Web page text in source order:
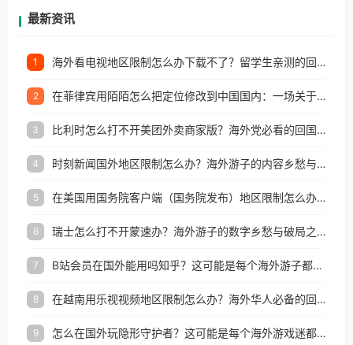
最新资讯
1 海外看电视地区限制怎么办下载不了？留学生亲测的回国加速方案（附2026世界杯观赛技巧）
2 在菲律宾用陌陌怎么把定位修改到中国国内：一场关于归属感与连接的探索
3 比利时怎么打不开美团外卖商家版？海外党必看的回国加速全攻略
4 时刻新闻国外地区限制怎么办？海外游子的内容乡愁与破局之路
5 在美国用国务院客户端（国务院发布）地区限制怎么办？3步解决海外看国内内容难题
6 瑞士怎么打不开蒙速办？海外游子的数字乡愁与破局之路
7 B站会员在国外能用吗知乎？这可能是每个海外游子都问过的问题
8 在越南用乐视视频地区限制怎么办？海外华人必备的回国加速攻略
9 怎么在国外玩隐形守护者？这可能是每个海外游戏迷都问过的问题